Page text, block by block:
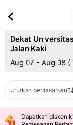
Dekat
Jalan Kaki
Aug 07 - Aug 08 (
Urutkan berdasarkan
Dapatkan diskon